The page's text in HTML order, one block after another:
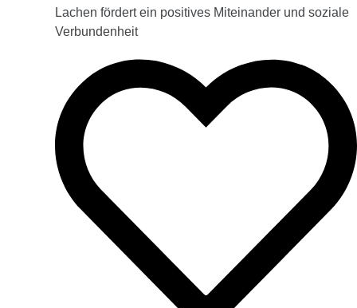
Lachen fördert ein positives Miteinander und soziale
Verbundenheit